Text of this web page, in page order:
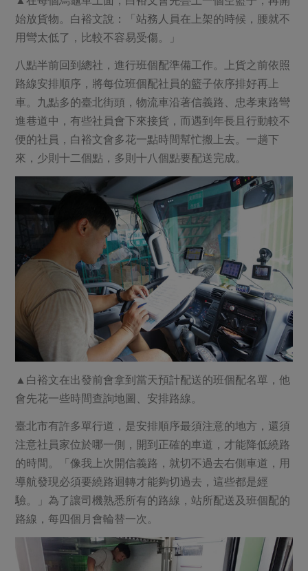
始放貨物。白裕文說：「站務人員在上架的時候，腰就不
用彎太低了，比較不容易受傷。」
八點半前回到總社，進行班個配準備工作。上貨之前依照
路線安排順序，將每位班個配社員的籃子依序排好再上
車。九點多的臺北街頭，物流車沿著信義路、忠孝東路彎
進巷道中，有些社員會下來接貨，而遇到年長且行動較不
便的社員，白裕文會多花一點時間幫忙搬上去。一趟下
來，少則十二個點，多則十八個點要配送完成。
▲白裕文在出發前會拿到當天預計配送的班個配名單，他
會先花一些時間查詢地圖、安排路線。
臺北市有許多單行道，是安排順序最須注意的地方，還須
注意社員家位於哪一側，開到正確的車道，才能降低繞路
的時間。「像我上次開信義路，就切不過去右側車道，用
導航發現必須要繞路迴轉才能夠切過去，這些都是經
驗。」為了讓司機熟悉所有的路線，站所配送及班個配的
路線，每四個月會輪替一次。